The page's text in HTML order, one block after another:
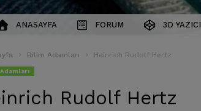
ANASAYFA FORUM 3D YAZICI
Bilim Adamları Heinrich Rudolf Hertz
Rudolf Hertz